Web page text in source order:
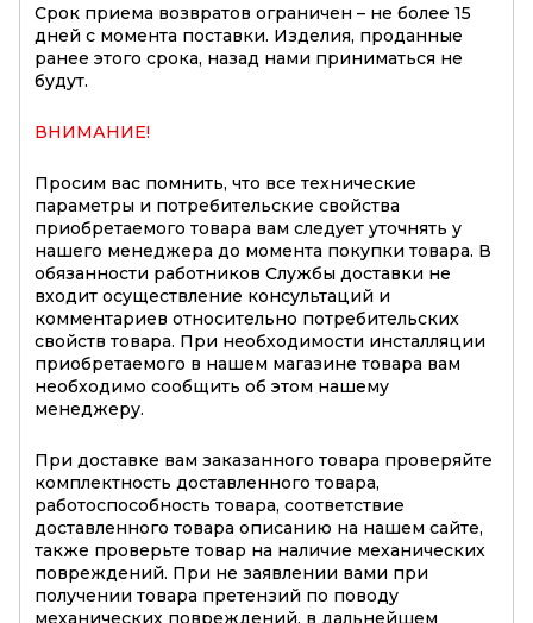
Срок приема возвратов ограничен – не более 15
дней с момента поставки. Изделия, проданные
ранее этого срока, назад нами приниматься не
будут.
ВНИМАНИЕ!
Просим вас помнить, что все технические
параметры и потребительские свойства
приобретаемого товара вам следует уточнять у
нашего менеджера до момента покупки товара. В
обязанности работников Службы доставки не
входит осуществление консультаций и
комментариев относительно потребительских
свойств товара. При необходимости инсталляции
приобретаемого в нашем магазине товара вам
необходимо сообщить об этом нашему
менеджеру.
При доставке вам заказанного товара проверяйте
комплектность доставленного товара,
работоспособность товара, соответствие
доставленного товара описанию на нашем сайте,
также проверьте товар на наличие механических
повреждений. При не заявлении вами при
получении товара претензий по поводу
механических повреждений, в дальнейшем